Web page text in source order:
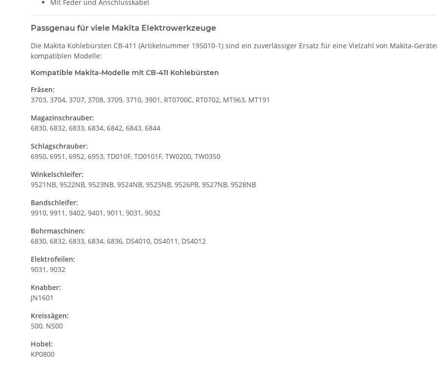
Mit Feder und Anschlusskabel
Passgenau für viele Makita Elektrowerkzeuge
Die Makita Kohlebürsten CB-411 (Artikelnummer 195010-1) sind ein zuverlässiger Ersatz für eine Vielzahl von Makita-
kompatiblen Modelle:
Kompatible Makita-Modelle mit CB-411 Kohlebürsten
Fräsen:
3703, 3704, 3707, 3708, 3709, 3710, 3901, RT0700C, RT0702, MT963, MT191
Magazinschrauber:
6830, 6832, 6833, 6834, 6842, 6843, 6844
Schlagschrauber:
6950, 6951, 6952, 6953, TD010F, TD0101F, TW0200, TW0350
Winkelschleifer:
9521NB, 9522NB, 9523NB, 9524NB, 9525NB, 9526PB, 9527NB, 9528NB
Bandschleifer:
9910, 9911, 9402, 9401, 9011, 9031, 9032
Bohrmaschinen:
6830, 6832, 6833, 6834, 6836, DS4010, DS4011, DS4012
Elektrofeilen:
9031, 9032
Knabber:
JN1601
Kreissägen:
500, N500
Hobel:
KP0800